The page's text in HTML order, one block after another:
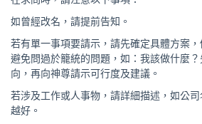
如曾經改名，請提前告知。
若有單一事項要請示，請先確定具體方案，
避免問過於籠統的問題，如：我該做什麼
向，再向神尊請示可行度及建議。
若涉及工作或人事物，請詳細描述，如公
越好。